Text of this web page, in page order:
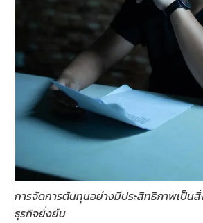
การจัดการต้นทุนอย่างมีประสิทธิภาพเป็น
ธุรกิจยั่งยืน